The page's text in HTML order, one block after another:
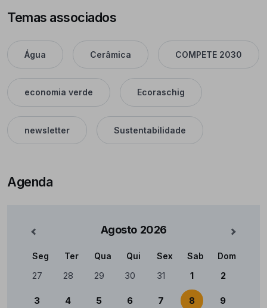
Temas associados
Água Cerâmica COMPETE 2030
economia verde Ecoraschig
newsletter Sustentabilidade
Agenda
Agosto 2026 Mês
Calendário
Seg Ter Qua Qui Sex Sab Dom
27 28 29 30 31 1 2
3 4 5 6 7 8 9